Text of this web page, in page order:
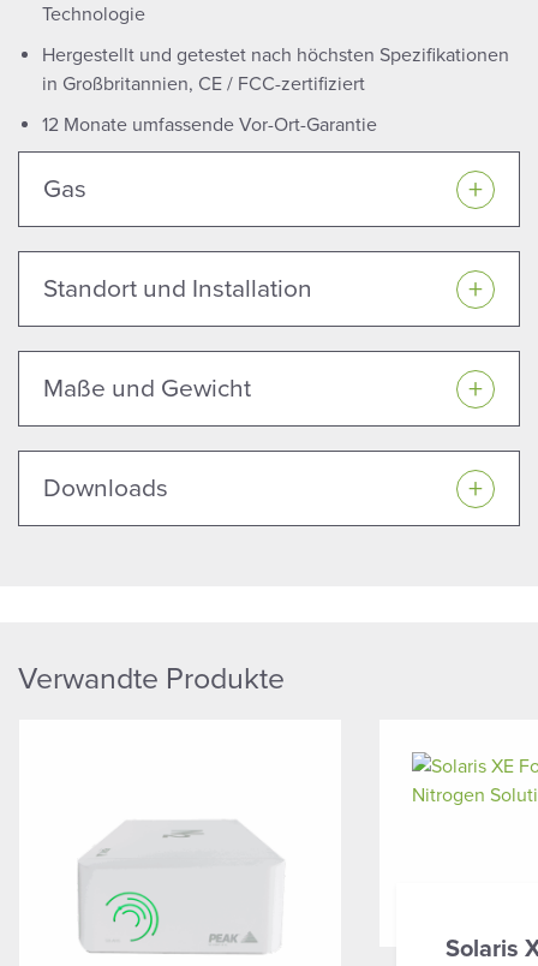
Technologie
Hergestellt und getestet nach höchsten Spezifikationen
in Großbritannien, CE / FCC-zertifiziert
12 Monate umfassende Vor-Ort-Garantie
Gas
Standort und Installation
Maße und Gewicht
Downloads
Verwandte Produkte
Solaris